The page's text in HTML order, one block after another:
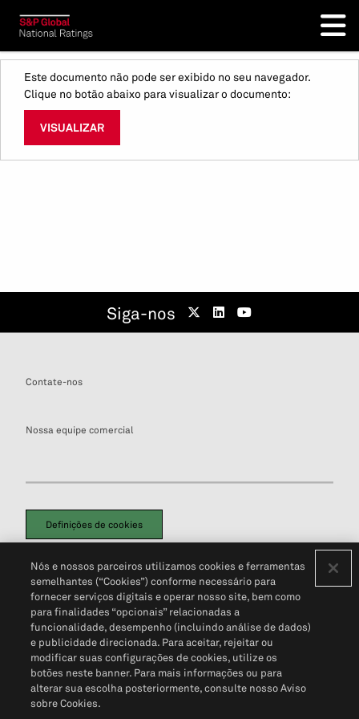
Este documento não pode ser exibido no seu navegador.
Clique no botão abaixo para visualizar o documento:
VISUALIZAR
Siga-nos
Contate-nos
Nossa equipe comercial
Definições de cookies
Política de PrivacidadePortal de privacidade do cliente (em inglês)
Não Venda Minhas Informações Pessoais© 2026 S&P Global
Nós e nossos parceiros utilizamos cookies e ferramentas
semelhantes (“Cookies”) conforme necessário para
fornecer serviços digitais e operar nosso site, bem como
para finalidades “opcionais” relacionadas a
funcionalidade, desempenho (incluindo análise de dados)
e publicidade direcionada. Para aceitar, rejeitar ou
modificar suas configurações de cookies, utilize os
botões neste banner. Para mais informações ou para
alterar sua escolha posteriormente, consulte nosso Aviso
sobre Cookies.